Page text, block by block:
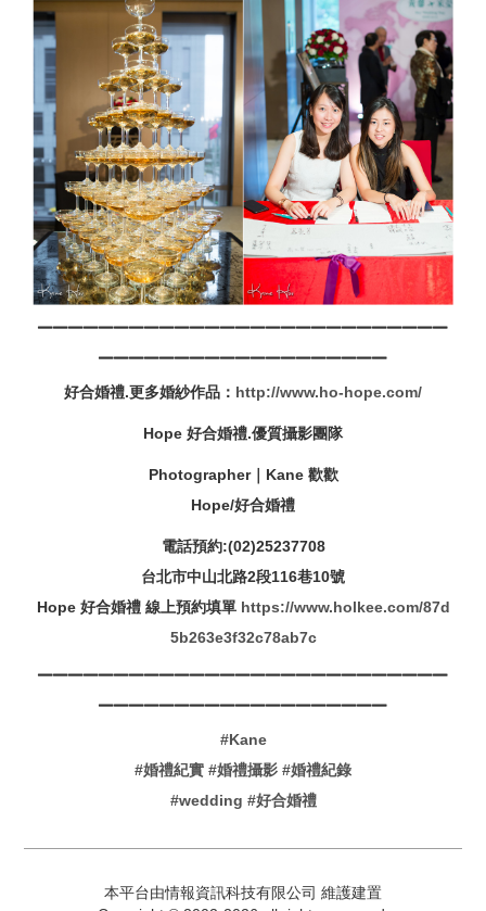
好合婚禮.更多婚紗作品： http://www.ho-hope.com/
Hope 好合婚禮.優質攝影團隊
Photographer｜Kane 歡歡
Hope/好合婚禮
電話預約:(02)25237708
台北市中山北路2段116巷10號
Hope 好合婚禮 線上預約填單 https://www.holkee.com/87d
5b263e3f32c78ab7c
#Kane
#婚禮紀實 #婚禮攝影 #婚禮紀錄
#wedding #好合婚禮
本平台由情報資訊科技有限公司 維護建置